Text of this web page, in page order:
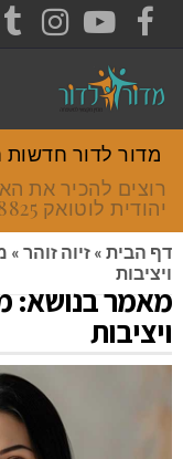
FACEBOOK
YOUTUBE
מדור לדור חדשות
רוצים להכיר את
יהודית לוטואק 054-7388825.
דף הבית » זיוה זוהר »
ויציבות
מאמר בנושא:
ויציבות